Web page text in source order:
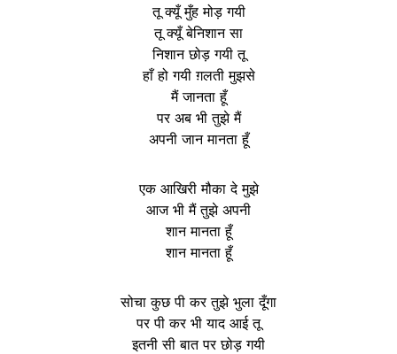
तू क्यूँ मुँह मोड़ गयी
तू क्यूँ बेनिशान सा
निशान छोड़ गयी तू
हाँ हो गयी ग़लती मुझसे
मैं जानता हूँ
पर अब भी तुझे मैं
अपनी जान मानता हूँ
एक आखिरी मौका दे मुझे
आज भी मैं तुझे अपनी
शान मानता हूँ
शान मानता हूँ
सोचा कुछ पी कर तुझे भुला दूँगा
पर पी कर भी याद आई तू
इतनी सी बात पर छोड़ गयी